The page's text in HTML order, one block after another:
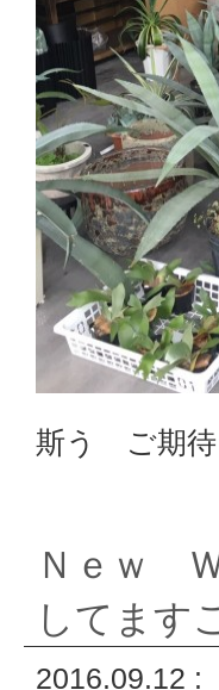
斯う ご期待
Ｎｅｗ
してます
2016.09.12 :